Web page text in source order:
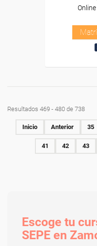
Resultados 469 - 480 de 738
Inicio Anterior 35
41 42 43
Escoge tu
SEPE en